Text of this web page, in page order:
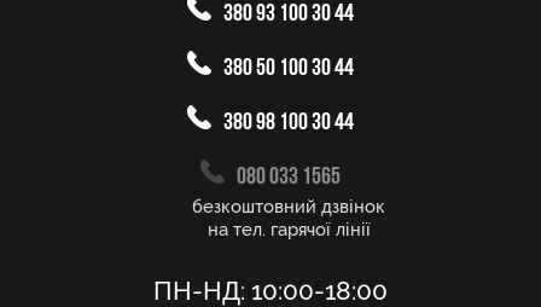
380 93 100 30 44
380 50 100 30 44
380 98 100 30 44
080 033 1565
безкоштовний дзвінок
на тел. гарячої лінії
ПН-НД: 10:00-18:00